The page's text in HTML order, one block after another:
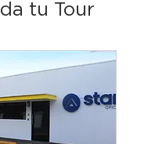
tu Tour